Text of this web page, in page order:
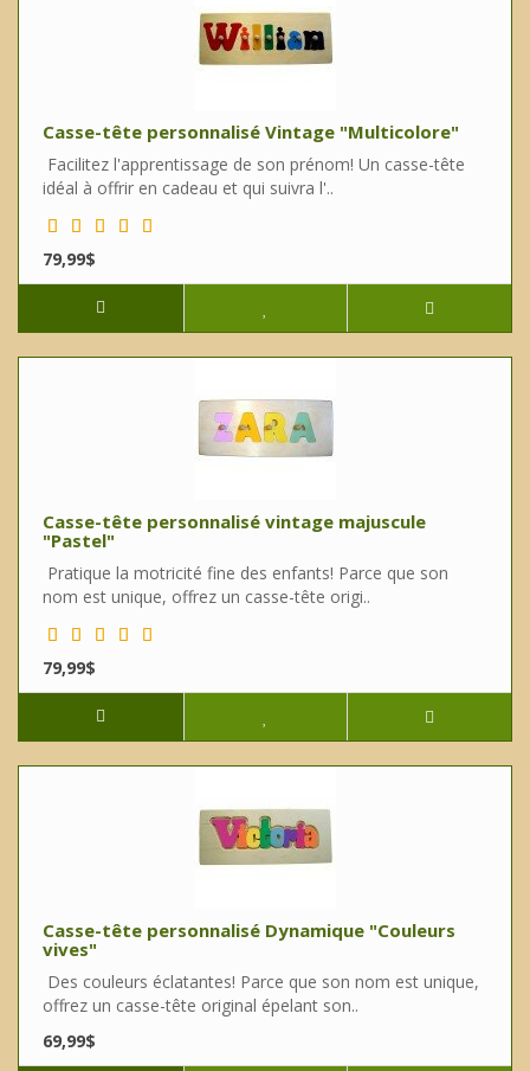
Casse-tête personnalisé Vintage "Multicolore"
Facilitez l'apprentissage de son prénom! Un casse-tête
idéal à offrir en cadeau et qui suivra l'..
79,99$
Casse-tête personnalisé vintage majuscule
"Pastel"
Pratique la motricité fine des enfants! Parce que son
nom est unique, offrez un casse-tête origi..
79,99$
Casse-tête personnalisé Dynamique "Couleurs
vives"
Des couleurs éclatantes! Parce que son nom est unique,
offrez un casse-tête original épelant son..
69,99$